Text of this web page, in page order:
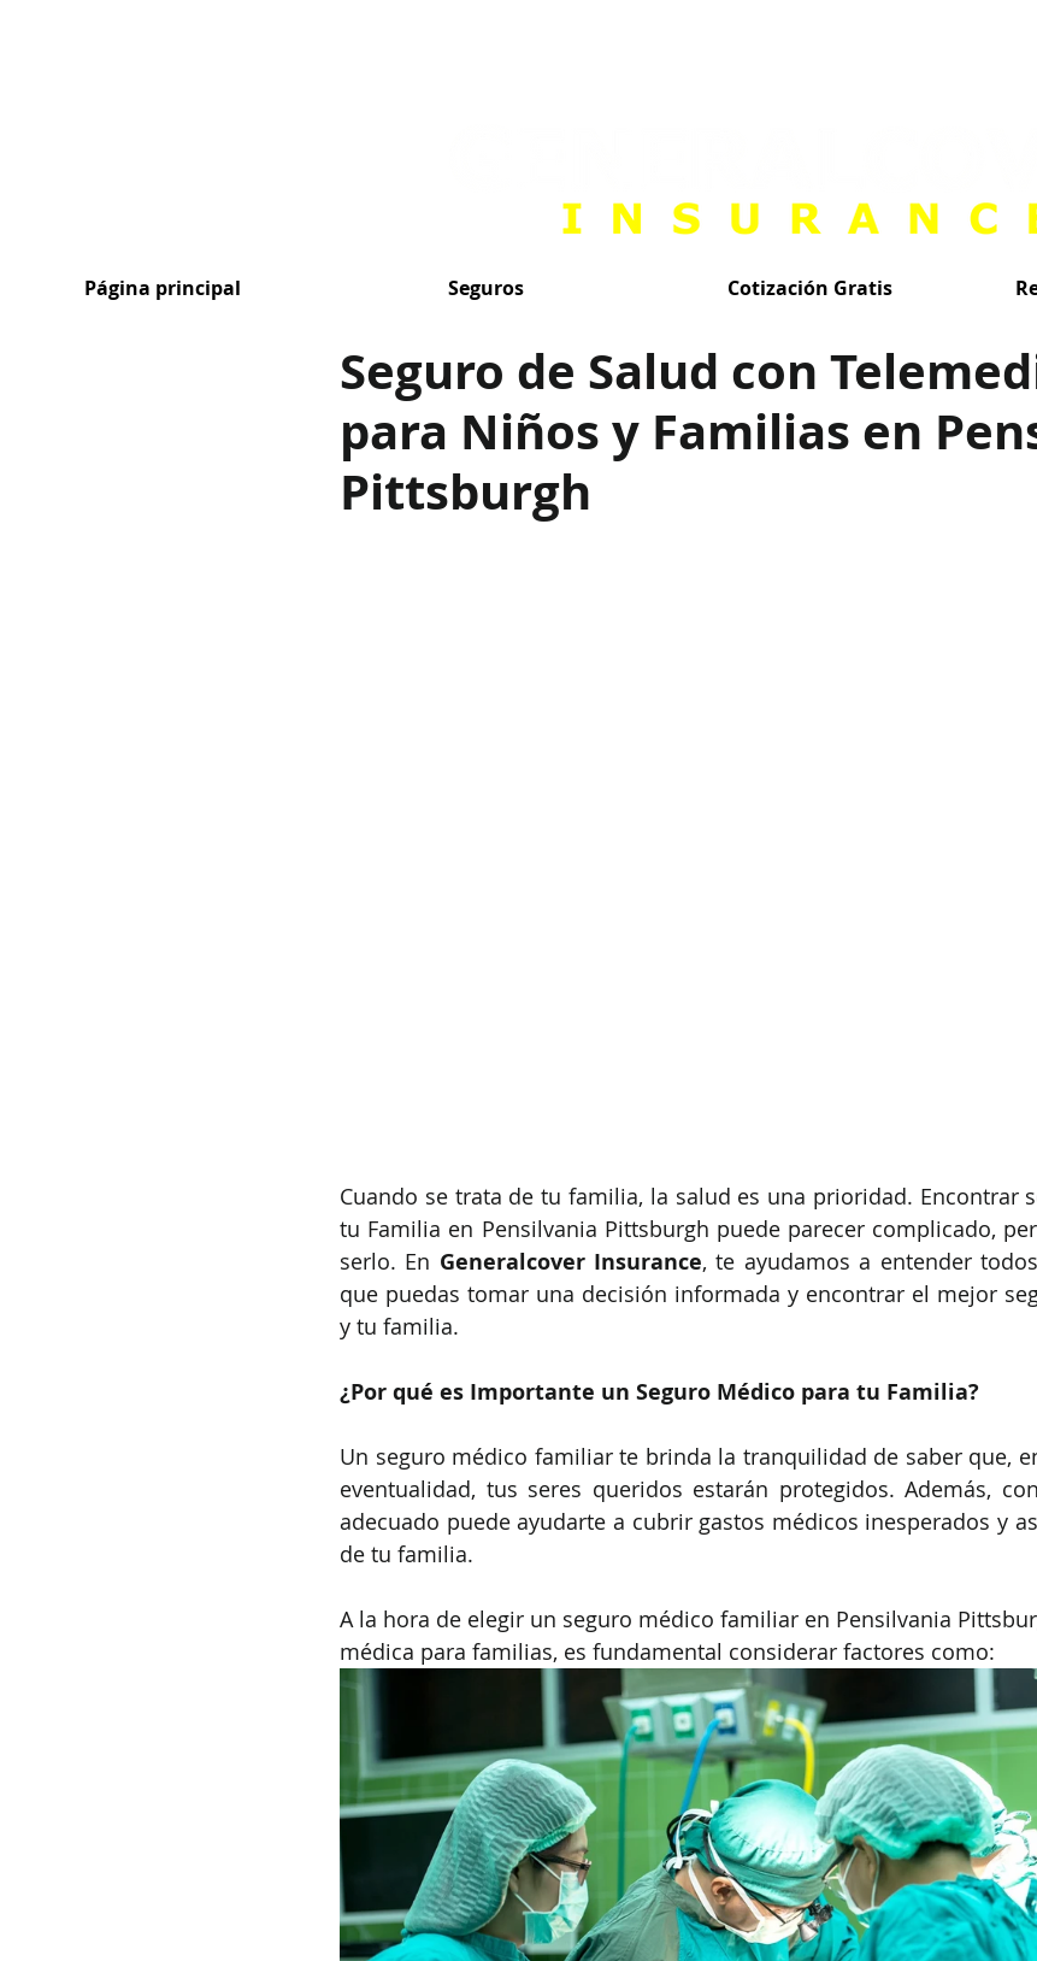
Página principal Seguros Cotización Gratis
Seguro de Salud con
para Niños y Familias en
Pittsburgh
Cuando se trata de tu familia, la salud es una prioridad. Encontrar
tu Familia en Pensilvania Pittsburgh puede parecer complicado,
serlo. En Generalcover Insurance, te ayudamos a entender
que puedas tomar una decisión informada y encontrar el mejor
y tu familia.
¿Por qué es Importante un Seguro Médico para tu Familia?
Un seguro médico familiar te brinda la tranquilidad de saber que,
eventualidad, tus seres queridos estarán protegidos. Además,
adecuado puede ayudarte a cubrir gastos médicos inesperados y
de tu familia.
A la hora de elegir un seguro médico familiar en Pensilvania
médica para familias, es fundamental considerar factores como: